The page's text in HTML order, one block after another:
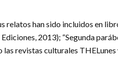
relatos han sido incluidos en
2013); “Segunda
revistas culturales THELunes